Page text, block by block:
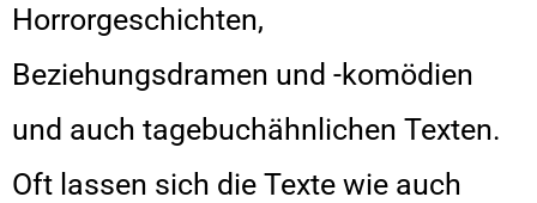
Horrorgeschichten,
Beziehungsdramen und -komödien
und auch tagebuchähnlichen Texten.
Oft lassen sich die Texte wie auch